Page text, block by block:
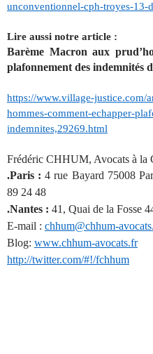
unconventionnel-cph-troyes-13-
Lire aussi notre article :
Barème Macron aux
plafonnement des indemnités
https://www.village-justice.com/
hommes-comment-echapper-
indemnites,29269.html
Frédéric CHHUM, Avocats à la
.Paris : 4 rue Bayard 75008
89 24 48
.Nantes : 41, Quai de la Fosse
E-mail : chhum@chhum-
Blog: www.chhum-avocats.fr
http://twitter.com/#!/fchhum